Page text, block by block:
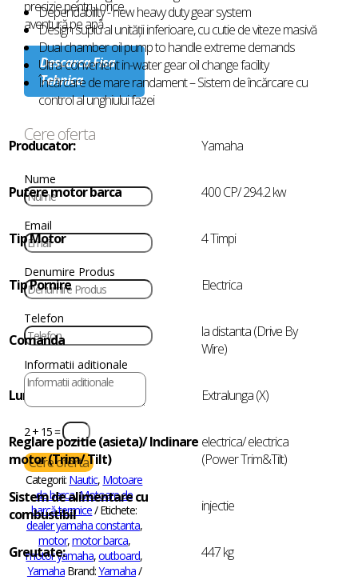
precizie pentru orice
aventură pe apă.
Descarca Fisa
Tehnica
Cere oferta
Nume
Email
Denumire Produs
Telefon
Informatii aditionale
2 + 15=
Cere oferta
Categorii: Nautic, Motoare
de barca,Motoare de
barcă termice Etichete:
dealer yamaha constanta,
motor,motor barca,
motor yamaha,outboard,
Yamaha Brand:Yamaha
Dependability - new heavy duty gear system
Design suplu al unității inferioare, cu cutie de viteze masivă
Dual chamber oil pump to handle extreme demands
Ultra-convenient in-water gear oil change facility
Încărcare de mare randament – Sistem de încărcare cu
control al unghiului fazei
Producator: Yamaha
Putere motor barca 400 CP/ 294.2 kw
Tip Motor 4 Timpi
Tip Pornire Electrica
Comanda
la distanta (Drive By
Wire)
Lungime cizma Extralunga (X)
Reglare pozitie (asieta)/ Inclinare
motor (Trim/ Tilt)
electrica/ electrica
(Power Trim&Tilt)
Sistem de alimentare cu
combustibil
injectie
Greutate: 447 kg